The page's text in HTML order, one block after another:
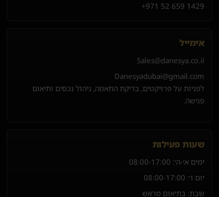
+971 52 659 1429
אימייל
Sales@danesya.co.il
Danesyadubai@gmail.com
לפניות על פרויקטים, בדיקת התאמה, ניהול נכסים ותיאום
פגישה.
שעות פעילות
ימים א׳-ה׳: 08:00-17:00
יום ו׳: 08:00-17:00
שבת: בתיאום מראש